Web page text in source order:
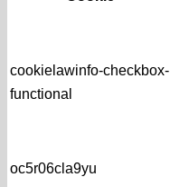
cookielawinfo-checkbox-
functional
oc5r06cla9yu